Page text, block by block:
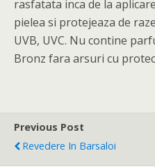
rasfatata inca de la
pielea si protejeaza de
UVB, UVC. Nu contine
Bronz fara arsuri cu
Previous Post
Revedere In Barsaloi